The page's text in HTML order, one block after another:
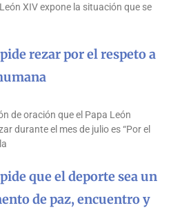
XIV expone la situación que se
rezar por el respeto a
de oración que el Papa León
durante el mes de julio es “Por el
que el deporte sea un
de paz, encuentro y